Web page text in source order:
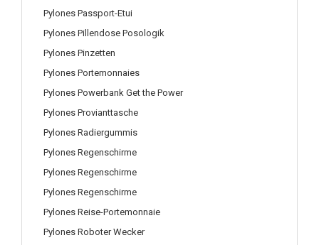
Pylones Passport-Etui
Pylones Pillendose Posologik
Pylones Pinzetten
Pylones Portemonnaies
Pylones Powerbank Get the Power
Pylones Provianttasche
Pylones Radiergummis
Pylones Regenschirme
Pylones Regenschirme
Pylones Regenschirme
Pylones Reise-Portemonnaie
Pylones Roboter Wecker